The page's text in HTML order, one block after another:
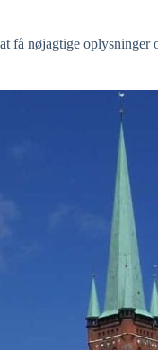
nøjagtige